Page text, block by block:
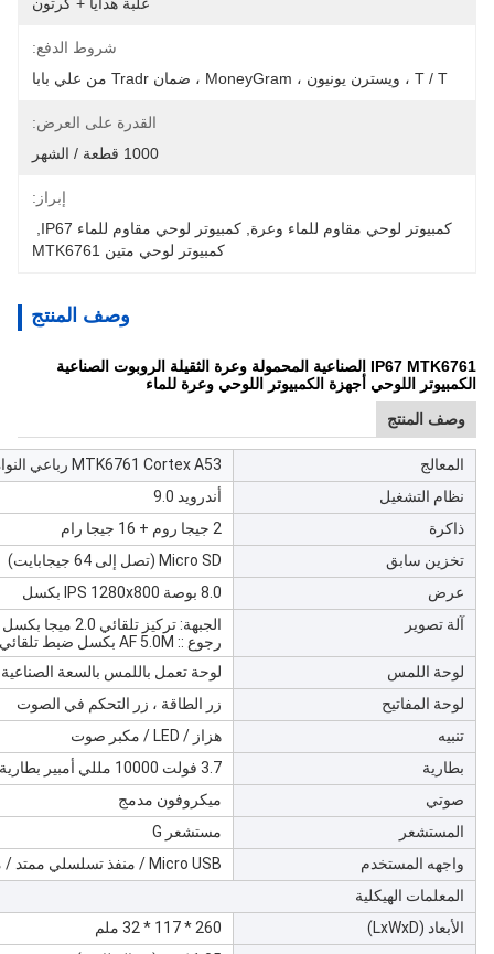
شروط الدفع:
T / T ، ويسترن يونيون ، MoneyGram ، ضمان Tradr من علي بابا
القدرة على العرض:
1000 قطعة / الشهر
إبراز:
كمبيوتر لوحي مقاوم للماء وعرة كمبيوتر لوحي مقاوم للماء IP67
كمبيوتر لوحي متين MTK6761
وصف المنتج
IP67 MTK6761 الصناعية المحمولة وعرة الثقيلة الروبوت الصناعية
الكمبيوتر اللوحي أجهزة الكمبيوتر اللوحي وعرة للماء
وصف المنتج
المعالج
MTK6761 Cortex A53 رباعي النواة 2.0
نظام التشغيل
أندرويد 9.0
ذاكرة
2 جيجا روم + 16 جيجا رام
تخزين سابق
Micro SD (تصل إلى 64 جيجابايت)
عرض
8.0 بوصة IPS 1280x800 بكسل
آلة تصوير
الجبهة: تركيز تلقائي 2.0 ميجا بكسل مع ضوء فلاش LED
رجوع :: AF 5.0M بكسل ضبط تلقائي للصورة مع ضوء فلاش LED
لوحة اللمس
لوحة تعمل باللمس بالسعة الصناعية
لوحة المفاتيح
زر الطاقة ، زر التحكم في الصوت
تنبيه
هزاز / LED / مكبر صوت
بطارية
3.7 فولت 10000 مللي أمبير بطارية ليثيوم بوليمر قابلة لإعادة الشحن (قابلة للإزالة)
صوتي
ميكروفون مدمج
المستشعر
مستشعر G
واجهه المستخدم
Micro USB / منفذ تسلسلي ممتد / منفذ صوت
المعلمات الهيكلية
الأبعاد (LxWxD)
260 * 117 * 32 ملم